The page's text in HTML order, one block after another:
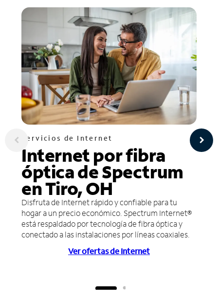
Servicios de Internet
Internet por fibra
óptica de Spectrum
en Tiro, OH
Disfruta de Internet rápido y confiable para tu
hogar a un precio económico. Spectrum Internet®
está respaldado por tecnología de fibra óptica y
conectado a las instalaciones por líneas coaxiales.
Ver ofertas de Internet